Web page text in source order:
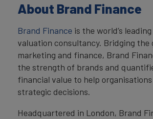
About Brand Finance
Brand Finance is the world’s
valuation consultancy. Bridging the
marketing and finance, Brand
the strength of brands and
financial value to help organisations
strategic decisions.
Headquartered in London, Brand